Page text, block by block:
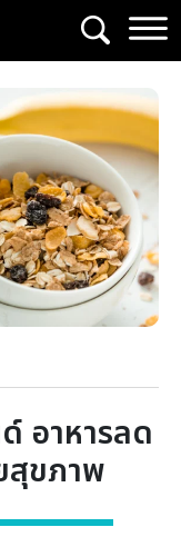
อาหารลด
สุขภาพ